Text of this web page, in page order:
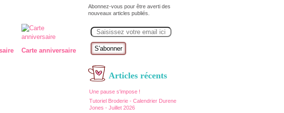
Abonnez-vous pour être averti des
nouveaux articles publiés.
m
Articles récents
Une pause s'impose !
Tutoriel Broderie - Calendrier Durene
Jones - Juillet 2026
Carte anniversaire